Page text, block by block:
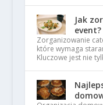
Jak
event?
Zorganizowanie
które wymaga
Kluczowe jest nie